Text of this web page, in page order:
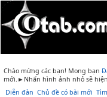
Chào mừng các bạn! Mong bạn
mới.►Nhấn hình ảnh nhỏ sẽ hiện
Diễn đàn Chủ đề có bài mới